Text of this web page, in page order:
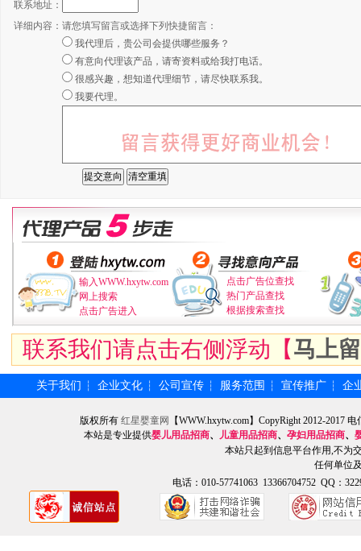
联系地址：
详细内容： 请您填写留言或选择下列快捷留言：
我代理后，贵公司会提供哪些服务？
有意向代理该产品，请寄资料或给我打电话。
很感兴趣，想知道代理细节，请尽快联系我。
我要代理。
输入WWW.hxytw.com
网上搜索
点击广告进入
点击广告位查找
热门产品查找
根据搜索查找
联系我们请点击右侧浮动【马上
关于我们 ┆ 企业文化 ┆ 公司宣传 ┆ 服务范围 ┆ 宣传推广 ┆ 企
版权所有 红星婴童网
【WWW.hxytw.com】CopyRight 2012-2017
本站是专业提供婴儿用品招商、 儿童用品招商、 孕妇用品招商、
本站只起到信息平台作用,不为
任何单位
电话：010-57741063 13366704752 QQ：